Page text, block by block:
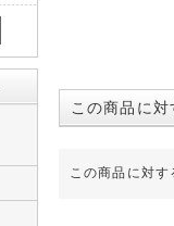
この商品に
この商品に対